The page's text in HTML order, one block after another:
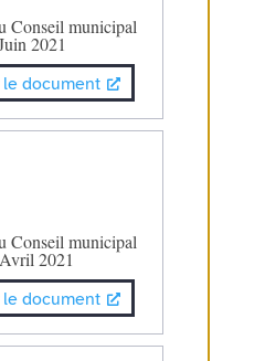
Conseil municipal
2021
document
Conseil municipal
2021
document